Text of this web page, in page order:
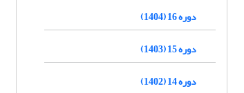
دوره 16 (1404)
دوره 15 (1403)
دوره 14 (1402)